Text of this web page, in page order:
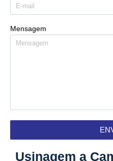
Mensagem
Usinagem a